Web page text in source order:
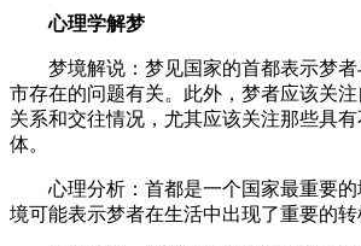
心理学解梦
梦境解说：梦见国家的首都表示梦者
市存在的问题有关。此外，梦者应该关
关系和交往情况，尤其应该关注那些具
体。
心理分析：首都是一个国家最重要的
境可能表示梦者在生活中出现了重要的转